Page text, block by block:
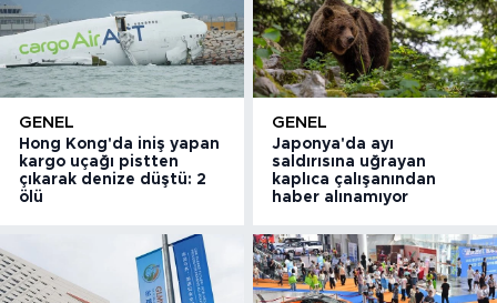
GENEL
Hong Kong'da iniş yapan
kargo uçağı pistten
çıkarak denize düştü: 2
ölü
GENEL
Japonya'da ayı
saldırısına uğrayan
kaplıca çalışanından
haber alınamıyor